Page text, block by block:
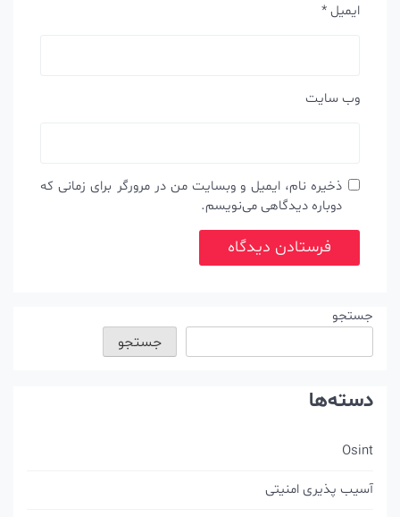
ایمیل*
وب‌ سایت
ذخیره نام، ایمیل و وبسایت من در مرورگر برای زمانی که
دوباره دیدگاهی می‌نویسم.
جستجو
جستجو
دسته‌ها
Osint
آسیب پذیری امنیتی